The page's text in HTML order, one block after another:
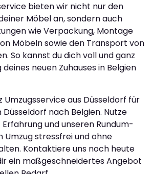
bieten wir nicht nur den
Möbel an, sondern auch
wie Verpackung, Montage
Möbeln sowie den Transport von
So kannst du dich voll und ganz
neuen Zuhauses in Belgien
Umzugsservice aus Düsseldorf für
nach Belgien. Nutze
und unseren Rundum-
Umzug stressfrei und ohne
Kontaktiere uns noch heute
ein maßgeschneidertes Angebot